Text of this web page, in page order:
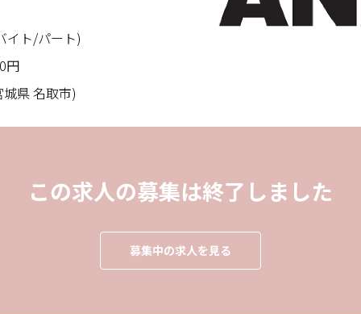
イト/パート)
円
県 名取市)
この求人の募集は終了しました
募集中の求人を見る